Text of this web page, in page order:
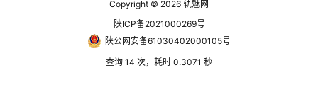
Copyright © 2026 轨魅网
陕ICP备2021000269号
陕公网安备61030402000105号
查询 14 次，耗时 0.3071 秒